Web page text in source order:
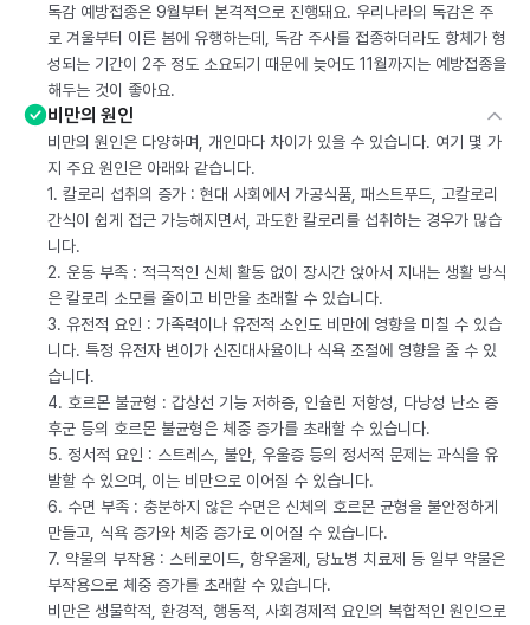
독감 예방접종은 9월부터 본격적으로 진행돼요. 우리나라의 독감은 주
로 겨울부터 이른 봄에 유행하는데, 독감 주사를 접종하더라도 항체가 형
성되는 기간이 2주 정도 소요되기 때문에 늦어도 11월까지는 예방접종을
해두는 것이 좋아요.
비만의 원인
비만의 원인은 다양하며, 개인마다 차이가 있을 수 있습니다. 여기 몇 가
지 주요 원인은 아래와 같습니다.
1. 칼로리 섭취의 증가 : 현대 사회에서 가공식품, 패스트푸드, 고칼로리
간식이 쉽게 접근 가능해지면서, 과도한 칼로리를 섭취하는 경우가 많습
니다.
2. 운동 부족 : 적극적인 신체 활동 없이 장시간 앉아서 지내는 생활 방식
은 칼로리 소모를 줄이고 비만을 초래할 수 있습니다.
3. 유전적 요인 : 가족력이나 유전적 소인도 비만에 영향을 미칠 수 있습
니다. 특정 유전자 변이가 신진대사율이나 식욕 조절에 영향을 줄 수 있
습니다.
4. 호르몬 불균형 : 갑상선 기능 저하증, 인슐린 저항성, 다낭성 난소 증
후군 등의 호르몬 불균형은 체중 증가를 초래할 수 있습니다.
5. 정서적 요인 : 스트레스, 불안, 우울증 등의 정서적 문제는 과식을 유
발할 수 있으며, 이는 비만으로 이어질 수 있습니다.
6. 수면 부족 : 충분하지 않은 수면은 신체의 호르몬 균형을 불안정하게
만들고, 식욕 증가와 체중 증가로 이어질 수 있습니다.
7. 약물의 부작용 : 스테로이드, 항우울제, 당뇨병 치료제 등 일부 약물은
부작용으로 체중 증가를 초래할 수 있습니다.
비만은 생물학적, 환경적, 행동적, 사회경제적 요인의 복합적인 원인으로